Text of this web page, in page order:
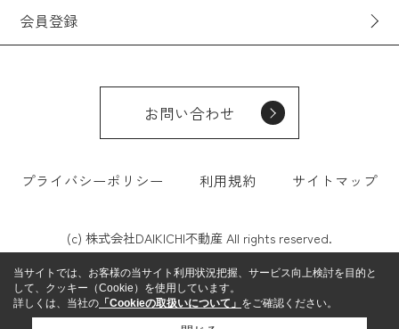
会員登録
お問い合わせ
プライバシーポリシー 利用規約 サイトマップ
(c) 株式会社DAIKICHI不動産 All rights reserved.
当サイトでは、お客様の当サイト利用状況把握、サービス向上検討を目的と
して、クッキー（Cookie）を使用しています。
詳しくは、当社の 「Cookieの取扱いについて」 をご確認ください。